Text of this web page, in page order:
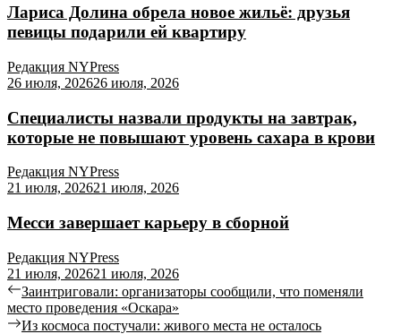
Лариса Долина обрела новое жильё: друзья
певицы подарили ей квартиру
Редакция NYPress
26 июля, 202626 июля, 2026
Специалисты назвали продукты на завтрак,
которые не повышают уровень сахара в крови
Редакция NYPress
21 июля, 202621 июля, 2026
Месси завершает карьеру в сборной
Редакция NYPress
21 июля, 202621 июля, 2026
Заинтриговали: организаторы сообщили, что поменяли
место проведения «Оскара»
Из космоса постучали: живого места не осталось